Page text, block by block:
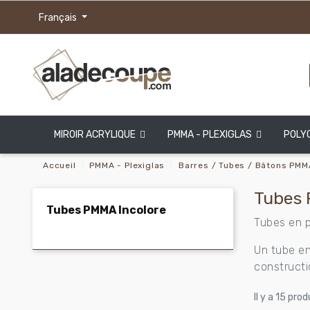
Français
MIROIR ACRYLIQUE PMMA - PLEXIGLAS
Accueil PMMA - Plexiglas Barres / Tubes / Bâtons
Tubes PMMA Incolore
Tubes
Tubes en
Un tube
Il y a 15